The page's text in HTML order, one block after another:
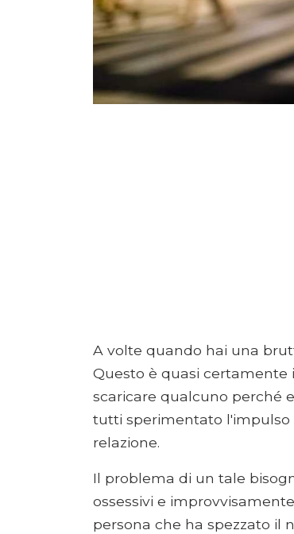
A volte quando hai una
Questo è quasi certamente
scaricare qualcuno perché
tutti sperimentato l'impulso
relazione.
Il problema di un tale
ossessivi e
persona che ha spezzato il